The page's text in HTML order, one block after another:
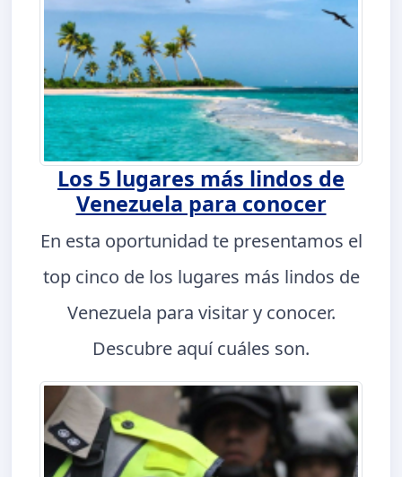
Los 5 lugares más lindos de
Venezuela para conocer
En esta oportunidad te presentamos el
top cinco de los lugares más lindos de
Venezuela para visitar y conocer.
Descubre aquí cuáles son.